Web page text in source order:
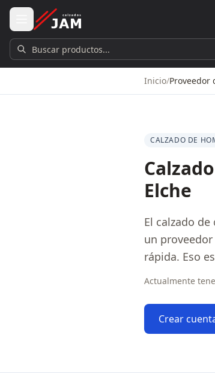
Ir al contenido principal
Buscar productos...
Inicio/Proveedor
CALZADO DE
Elche
El calzado
un
rápida. Eso
Actualmente
Crear